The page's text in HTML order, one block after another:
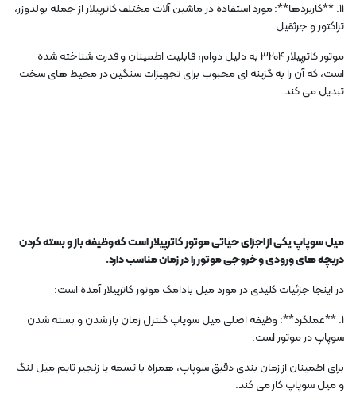
11. **کاربردها**: مورد استفاده در ماشین آلات مختلف کاترپیلار از جمله بولدوزر،
تراکتور و جرثقیل.
موتور کاترپیلار 3204 به دلیل دوام، قابلیت اطمینان و قدرت شناخته شده
است، که آن را به گزینه ای محبوب برای تجهیزات سنگین در محیط های سخت
تبدیل می کند.
میل سوپاپ یکی از اجزای حیاتی موتور کاترپیلار است که وظیفه باز و بسته کردن
دریچه های ورودی و خروجی موتور را در زمان مناسب دارد.
در اینجا جزئیات کلیدی در مورد میل بادامک موتور کاترپیلار آمده است:
1. **عملکرد**: وظیفه اصلی میل سوپاپ کنترل زمان باز شدن و بسته شدن
سوپاپ در موتور است.
برای اطمینان از زمان بندی دقیق سوپاپ، همراه با تسمه یا زنجیر تایم میل لنگ
و میل سوپاپ کار می کند.